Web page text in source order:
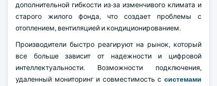
дополнительной гибкости из-за изменчивого климата и
старого жилого фонда, что создает проблемы с
отоплением, вентиляцией и кондиционированием.
Производители быстро реагируют на рынок, который
все больше зависит от надежности и цифровой
интеллектуальности. Возможности подключения,
удаленный мониторинг и совместимость с системами